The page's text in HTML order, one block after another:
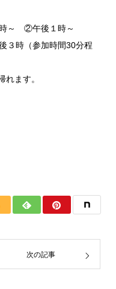
～ ②午後１時～
時（参加時間30分程
ます。
次の記事